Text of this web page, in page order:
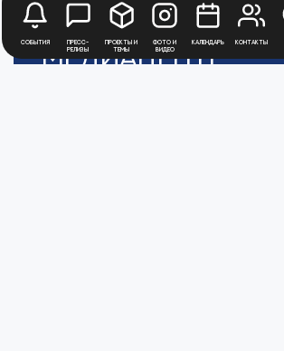
События
Пресс-
релизы
Проекты и
темы
Фото и
видео
Календарь Контакты
Медиацентр